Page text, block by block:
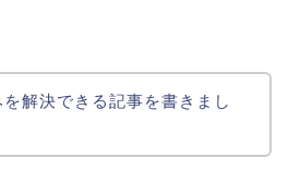
を解決できる記事を書きまし